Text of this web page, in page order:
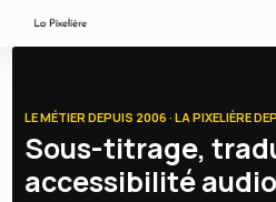
LE MÉTIER DEPUIS 2006 · LA PIXELIÈRE
Sous-titrage,
accessibilité